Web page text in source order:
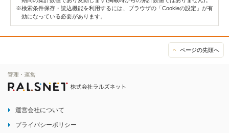
※検索条件保存・読込機能を利用するには、ブラウザの「Cookieの設定」が有
効になっている必要があります。
ページの先頭へ
運営会社について
プライバシーポリシー